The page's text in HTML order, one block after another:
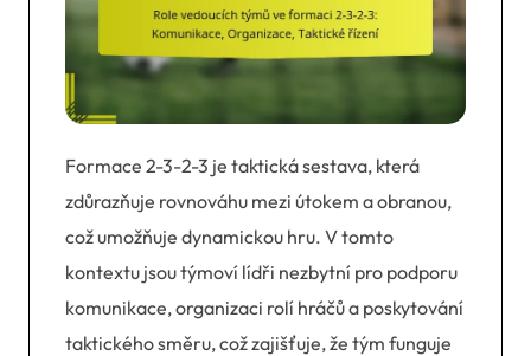
Formace 2-3-2-3 je taktická sestava, která
zdůrazňuje rovnováhu mezi útokem a obranou,
což umožňuje dynamickou hru. V tomto
kontextu jsou týmoví lídři nezbytní pro podporu
komunikace, organizaci rolí hráčů a poskytování
taktického směru, což zajišťuje, že tým funguje